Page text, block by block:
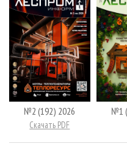
№2 (192) 2026
Скачать PDF
№1